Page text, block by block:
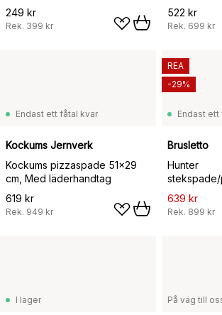
249 kr
Rek. 399 kr
522 kr
Rek. 699 kr
Endast ett fåtal kvar
Kockums Jernverk
Kockums pizzaspade 51x29
cm, Med läderhandtag
619 kr
Rek. 949 kr
Endast
Brusletto
Hunter
639 kr
Rek. 899 kr
REA
-29%
I lager På väg till